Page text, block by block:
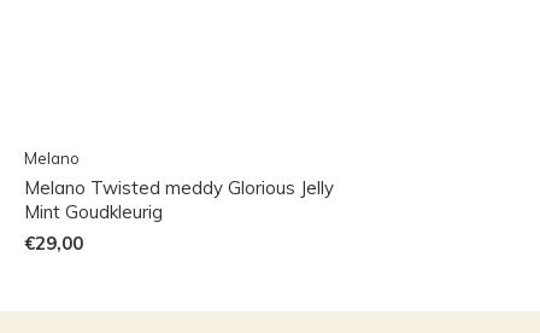
Melano
Melano Twisted meddy Glorious Jelly
Mint Goudkleurig
€29,00